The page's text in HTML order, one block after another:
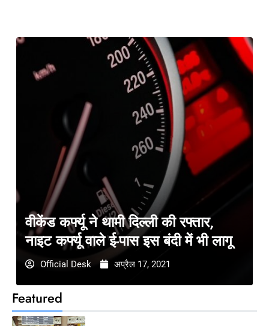
Featured
वीकेंड कर्फ्यू ने थामी दिल्ली की रफ्तार,
नाइट कर्फ्यू वाले ई-पास इस बंदी में भी लागू
Official Desk अप्रैल 17, 2021